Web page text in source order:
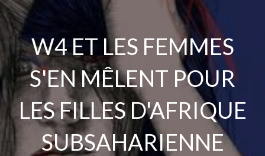
W4 ET LES FEMMES
S'EN MÊLENT POUR
LES FILLES D'AFRIQUE
SUBSAHARIENNE